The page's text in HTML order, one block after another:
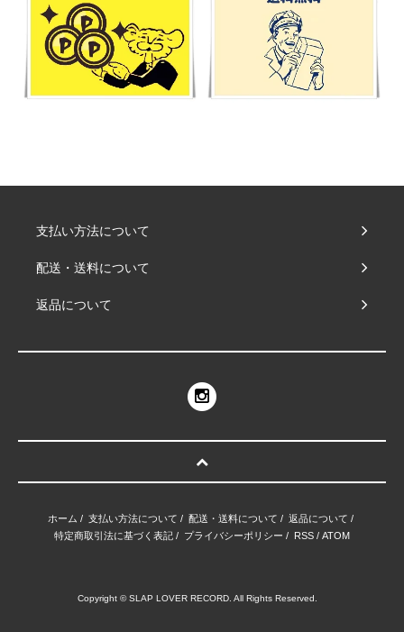
支払い方法について
配送・送料について
返品について
ホーム / 支払い方法について / 配送・送料について / 返品について /
特定商取引法に基づく表記 / プライバシーポリシー / RSS / ATOM
Copyright © SLAP LOVER RECORD. All Rights Reserved.